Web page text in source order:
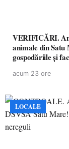
VERIFICĂRI.
animale din Satu
gospodăriile și
acum 23 ore
LOCALE